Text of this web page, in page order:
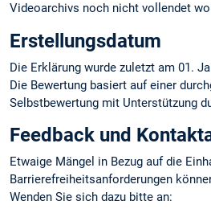
Videoarchivs noch nicht vollendet
Erstellungsdatum
Die Erklärung wurde zuletzt am 01.
Die Bewertung basiert auf einer
Selbstbewertung mit Unterstützung
Feedback und
Etwaige Mängel in Bezug auf die
Barrierefreiheitsanforderungen
Wenden Sie sich dazu bitte an: